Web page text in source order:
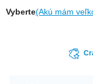
Vyberte(Akú mám